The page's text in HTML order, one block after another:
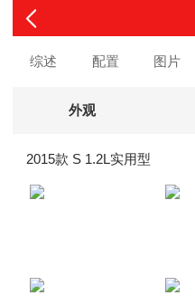
综述 配置 图片
外观
2015款 S 1.2L实用型